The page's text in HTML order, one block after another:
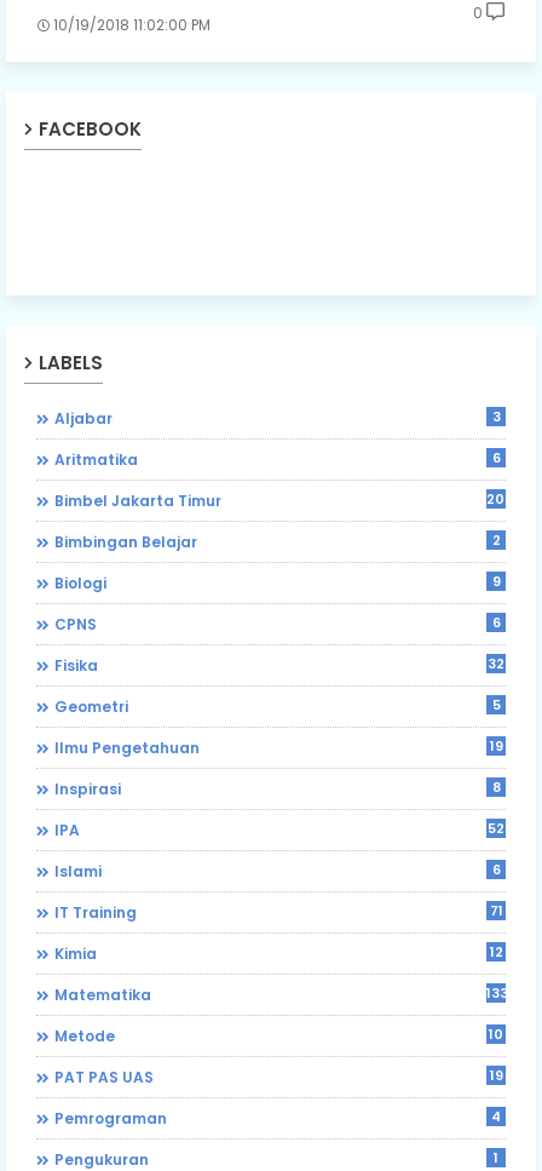
10/19/2018 11:02:00 PM
0
FACEBOOK
LABELS
Aljabar 3
Aritmatika 6
Bimbel Jakarta Timur 203
Bimbingan Belajar 2
Biologi 9
CPNS 6
Fisika 32
Geometri 5
Ilmu Pengetahuan 19
Inspirasi 8
IPA 52
Islami 6
IT Training 71
Kimia 12
Matematika 133
Metode 10
PAT PAS UAS 19
Pemrograman 4
Pengukuran 1